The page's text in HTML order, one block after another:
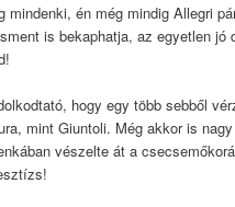
mindenki, én még mindig Allegri
is bekaphatja, az egyetlen jó
hogy egy több sebből
mint Giuntoli. Még akkor is
vészelte át a